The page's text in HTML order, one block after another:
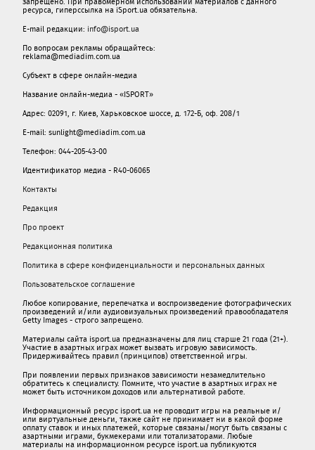
ресурса, гиперссылка на iSport.ua обязательна.
E-mail редакции: info@isport.ua
По вопросам рекламы обращайтесь:
reklama@mediadim.com.ua
Субъект в сфере онлайн-медиа
Название онлайн-медиа - «ISPORT»
Адрес: 02091, г. Киев, Харьковское шоссе, д. 172-Б, оф. 208/1
E-mail: sunlight@mediadim.com.ua
Телефон: 044-205-43-00
Идентификатор медиа - R40-06065
Контакты
Редакция
Про проект
Редакционная политика
Политика в сфере конфиденциальности и персональных данных
Пользовательское соглашение
Любое копирование, перепечатка и воспроизведение фотографических
произведений и/или аудиовизуальных произведений правообладателя
Getty Images - строго запрещено.
Материалы сайта isport.ua предназначены для лиц старше 21 года (21+).
Участие в азартных играх может вызвать игровую зависимость.
Придерживайтесь правил (принципов) ответственной игры.
При появлении первых признаков зависимости незамедлительно
обратитесь к специалисту. Помните, что участие в азартных играх не
может быть источником доходов или альтернативой работе.
Информационный ресурс isport.ua не проводит игры на реальные и/
или виртуальные деньги, также сайт не принимает ни в какой форме
oплaту ставок и иных платежей, которые связаны/могут быть связаны c
азартными игрaми, букмекерами или тотализаторами. Любые
материалы на информационном ресурсе isport.ua публикуютcя